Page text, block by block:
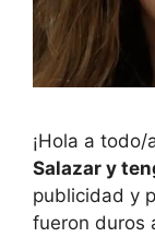
¡Hola a
Salazar y
publicidad y
fueron duros